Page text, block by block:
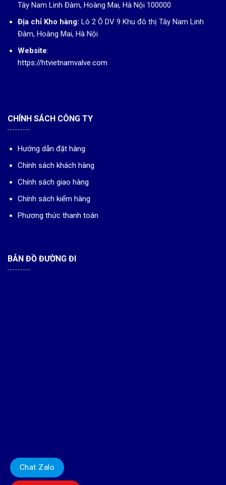
Tây Nam Linh Đàm, Hoàng Mai, Hà Nội 100000
Địa chỉ Kho hàng: Lô 2 Ô DV 9 Khu đô thị Tây Nam Linh
Đàm, Hoàng Mai, Hà Nội
Website:
https://htvietnamvalve.com
CHÍNH SÁCH CÔNG TY
Hướng dẫn đặt hàng
Chính sách khách hàng
Chính sách giao hàng
Chính sách kiểm hàng
Phương thức thanh toán
BẢN ĐỒ ĐƯỜNG ĐI
Chat Zalo